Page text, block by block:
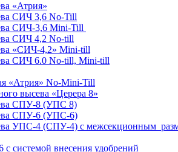
«Атрия»
СИЧ 3,6 No-Till
СИЧ-3,6 Mini-Till
СИЧ 4,2 No-till
«СИЧ-4,2» Mini-till
СИЧ 6.0 No-till, Mini-till
«Атрия» No-Mini-Till
высева «Церера 8»
СПУ-8 (УПС 8)
СПУ-6 (УПС-6)
УПС-4 (СПУ-4) с межсекционным
системой внесения удобрений